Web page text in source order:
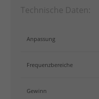
Technische Daten:
Anpassung
Frequenzbereiche
Gewinn